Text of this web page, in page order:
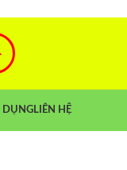
DỤNGLIÊN HỆ